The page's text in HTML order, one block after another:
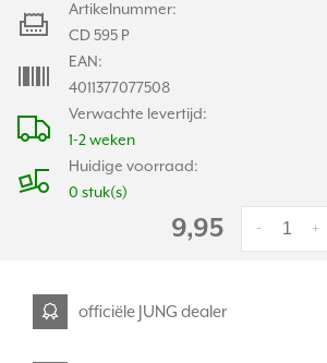
Verwachte levertijd:
1-2 weken
Huidige voorraad:
0 stuk(s)
Artikelnummer:
CD 595 P
EAN:
4011377077508
9,95 +
-
officiële JUNG dealer